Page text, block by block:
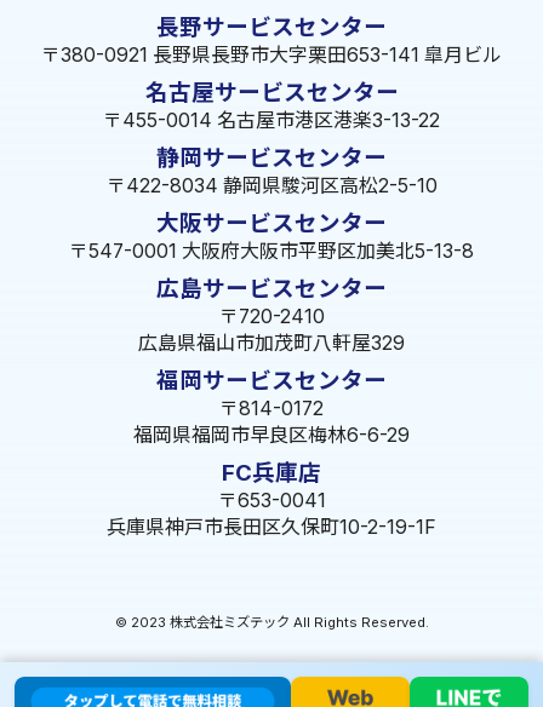
長野サービスセンター
〒380-0921 長野県長野市大字栗田653-141 皐月ビル
名古屋サービスセンター
〒455-0014 名古屋市港区港楽3-13-22
静岡サービスセンター
〒422-8034 静岡県駿河区高松2-5-10
大阪サービスセンター
〒547-0001 大阪府大阪市平野区加美北5-13-8
広島サービスセンター
〒720-2410
広島県福山市加茂町八軒屋329
福岡サービスセンター
〒814-0172
福岡県福岡市早良区梅林6-6-29
FC兵庫店
〒653-0041
兵庫県神戸市長田区久保町10-2-19-1F
© 2023 株式会社ミズテック All Rights Reserved.